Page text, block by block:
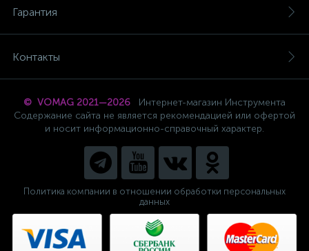
Гарантия
Контакты
© VOMAG 2021—2026
Интернет-магазин Инструмента
Содержание сайта не является рекомендацией или офертой
и носит информационно-справочный характер.
Политика компании в отношении обработки персональных
данных